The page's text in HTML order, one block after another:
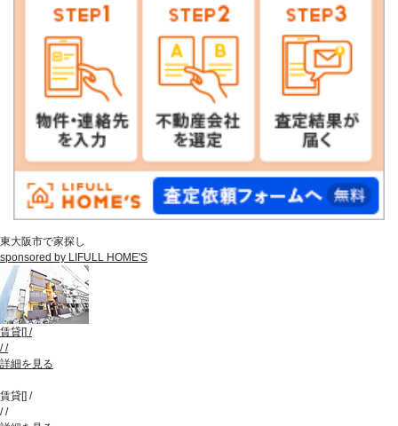
東大阪市で家探し
sponsored by LIFULL HOME'S
賃貸[] /
//
詳細を見る
賃貸[] /
//